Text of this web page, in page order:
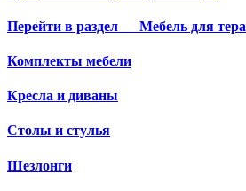
Перейти в раздел Мебель для
Комплекты мебели
Кресла и диваны
Столы и стулья
Шезлонги